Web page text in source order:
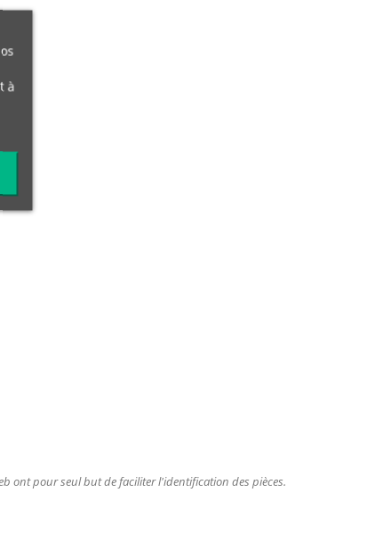
ont pour seul but de faciliter l'identification des pièces.
à